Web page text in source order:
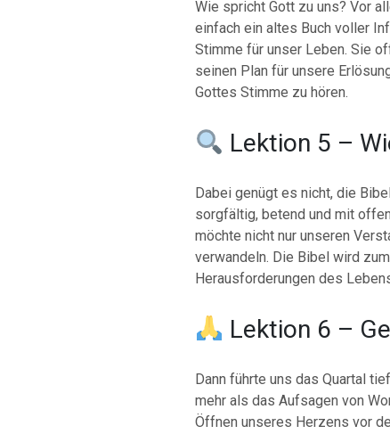
Wie spricht Gott zu uns? Vor
einfach ein altes Buch voller
Stimme für unser Leben. Sie
seinen Plan für unsere
Gottes Stimme zu hören.
Lektion 5 –
Dabei genügt es nicht, die
sorgfältig, betend und mit
möchte nicht nur unseren
verwandeln. Die Bibel wird
Herausforderungen des
Lektion 6 –
Dann führte uns das Quartal
mehr als das Aufsagen von
Öffnen unseres Herzens vor